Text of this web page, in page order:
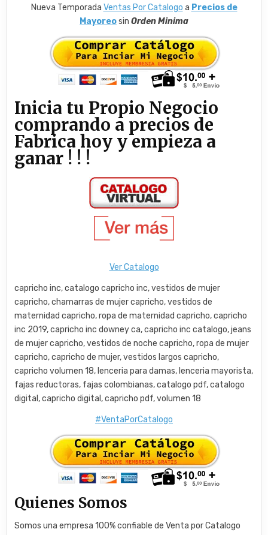
Nueva Temporada Ventas Por Catalogo a Precios de
Mayoreosin Orden Minima
Inicia tu Propio Negocio
comprando a precios de
Fabrica hoy y empieza a
ganar ! ! !
Ver Catalogo
capricho inc, catalogo capricho inc, vestidos de mujer
capricho, chamarras de mujer capricho, vestidos de
maternidad capricho, ropa de maternidad capricho, capricho
inc 2019, capricho inc downey ca, capricho inc catalogo, jeans
de mujer capricho, vestidos de noche capricho, ropa de mujer
capricho, capricho de mujer, vestidos largos capricho,
capricho volumen 18, lenceria para damas, lenceria mayorista,
fajas reductoras, fajas colombianas, catalogo pdf, catalogo
digital, capricho digital, capricho pdf, volumen 18
#VentaPorCatalogo
Quienes Somos
Somos una empresa 100% confiable de Venta por Catalogo